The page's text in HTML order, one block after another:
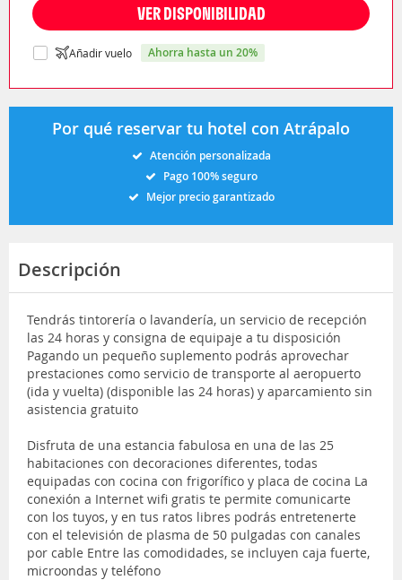
VER DISPONIBILIDAD
Añadir vuelo ahorra hasta un 20%
Por qué reservar tu hotel con Atrápalo
Atención personalizada
Pago 100% seguro
Mejor precio garantizado
Descripción
Tendrás tintorería o lavandería, un servicio de recepción
las 24 horas y consigna de equipaje a tu disposición
Pagando un pequeño suplemento podrás aprovechar
prestaciones como servicio de transporte al aeropuerto
(ida y vuelta) (disponible las 24 horas) y aparcamiento sin
asistencia gratuito
Disfruta de una estancia fabulosa en una de las 25
habitaciones con decoraciones diferentes, todas
equipadas con cocina con frigorífico y placa de cocina La
conexión a Internet wifi gratis te permite comunicarte
con los tuyos, y en tus ratos libres podrás entretenerte
con el televisión de plasma de 50 pulgadas con canales
por cable Entre las comodidades, se incluyen caja fuerte,
microondas y teléfono